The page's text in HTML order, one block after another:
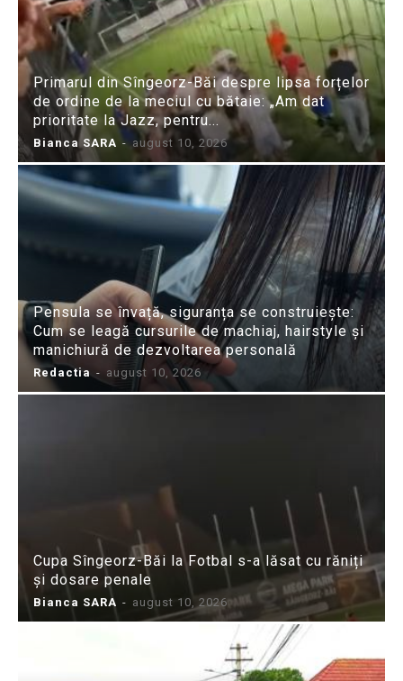
Primarul din Sîngeorz-Băi despre lipsa forțelor
de ordine de la meciul cu bătaie: „Am dat
prioritate la Jazz, pentru...
Bianca SARA - august 10, 2026
Pensula se învață, siguranța se construiește:
Cum se leagă cursurile de machiaj, hairstyle și
manichiură de dezvoltarea personală
Redactia - august 10, 2026
Cupa Sîngeorz-Băi la Fotbal s-a lăsat cu răniți
și dosare penale
Bianca SARA - august 10, 2026